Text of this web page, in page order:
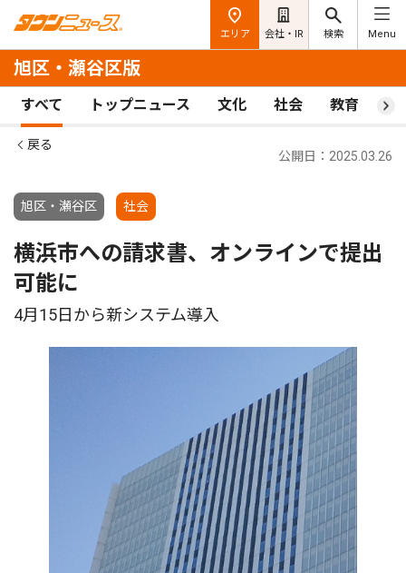
エリア 会社・IR 検索 Menu
旭区・瀬谷区版
すべて トップニュース 文化 社会 教育 ス
戻る
旭区・瀬谷区 社会
公開日：2025.03.26
横浜市への請求書、オンラインで提出
可能に
4月15日から新システム導入